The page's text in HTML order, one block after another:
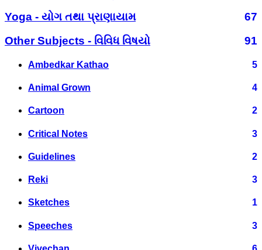
Yoga - યોગ તથા પ્રાણાયામ
67
Other Subjects - વિવિધ વિષયો
91
Ambedkar Kathao 5
Animal Grown 4
Cartoon 2
Critical Notes 3
Guidelines 2
Reki 3
Sketches 1
Speeches 3